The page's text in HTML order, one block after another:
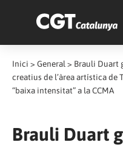
Inici > General > Brauli Duart
creatius de l’àrea artística de
“baixa intensitat” a la CCMA
Brauli Duart